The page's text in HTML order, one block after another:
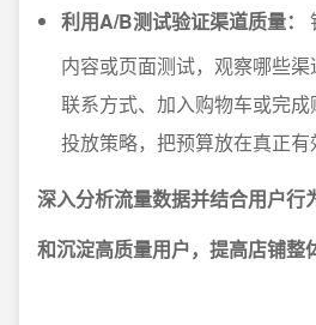
利用A/B测试验证渠道质量：
内容或页面测试，观察哪些
联系方式、加入购物车或完
投放策略，把预算放在真正有
深入分析流量数据并结合用户行
和沉淀高质量用户，提高店铺整